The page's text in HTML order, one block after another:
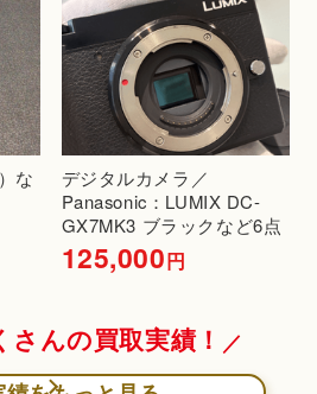
な
デジタルカメラ／
Panasonic：LUMIX DC-
GX7MK3 ブラックなど6点
125,000円
んの買取実績！